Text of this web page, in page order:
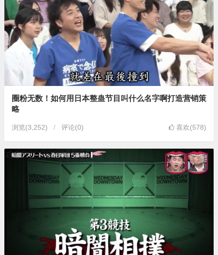
圈粉无数！如何用日本整蛊节目叫什么名字啊打造营销策
略
浏览(3,252) 评论(0) 喜欢(578)